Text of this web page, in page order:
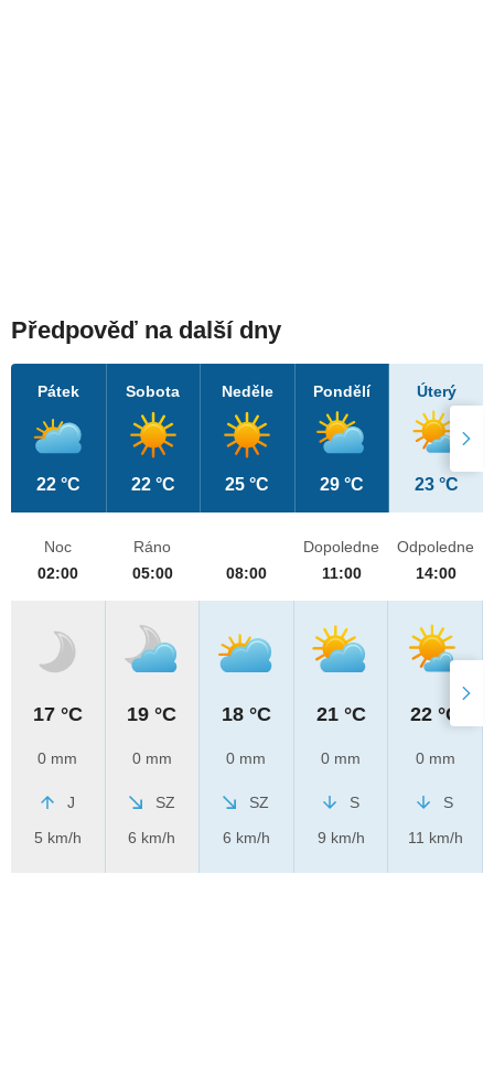
Předpověď na další dny
Pátek
22 °C
Sobota
22 °C
Neděle
25 °C
Pondělí
29 °C
Úterý
23 °C
Noc
02:00
17 °C
0 mm
J
5 km/h
Ráno
05:00
19 °C
0 mm
SZ
6 km/h
08:00
18 °C
0 mm
SZ
6 km/h
Dopoledne
11:00
21 °C
0 mm
S
9 km/h
Odpoledne
14:00
22 °C
0 mm
S
11 km/h